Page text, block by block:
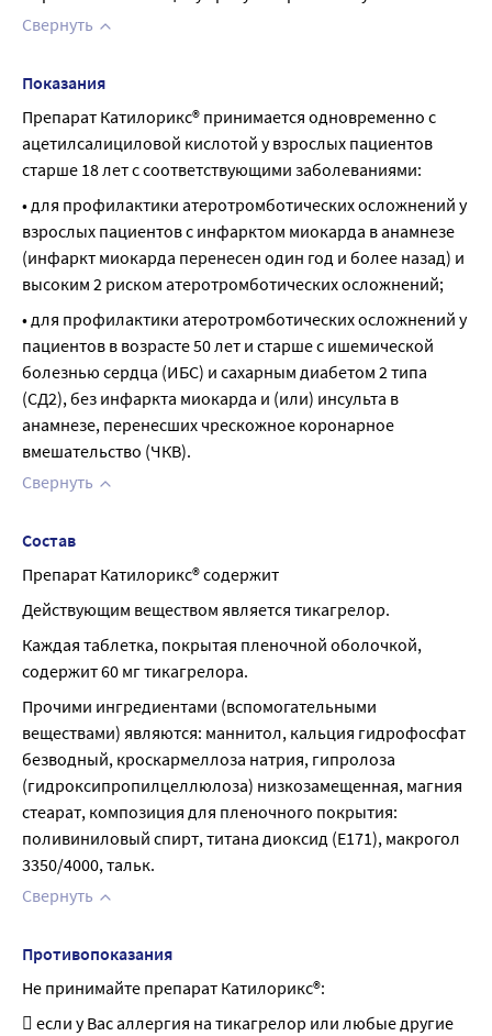
Свернуть
Показания
Препарат Катилорикс® принимается одновременно с
ацетилсалициловой кислотой у взрослых пациентов
старше 18 лет с соответствующими заболеваниями:
• для профилактики атеротромботических осложнений у
взрослых пациентов с инфарктом миокарда в анамнезе
(инфаркт миокарда перенесен один год и более назад) и
высоким 2 риском атеротромботических осложнений;
• для профилактики атеротромботических осложнений у
пациентов в возрасте 50 лет и старше с ишемической
болезнью сердца (ИБС) и сахарным диабетом 2 типа
(СД2), без инфаркта миокарда и (или) инсульта в
анамнезе, перенесших чрескожное коронарное
вмешательство (ЧКВ).
Свернуть
Состав
Препарат Катилорикс® содержит
Действующим веществом является тикагрелор.
Каждая таблетка, покрытая пленочной оболочкой,
содержит 60 мг тикагрелора.
Прочими ингредиентами (вспомогательными
веществами) являются: маннитол, кальция гидрофосфат
безводный, кроскармеллоза натрия, гипролоза
(гидроксипропилцеллюлоза) низкозамещенная, магния
стеарат, композиция для пленочного покрытия:
поливиниловый спирт, титана диоксид (Е171), макрогол
3350/4000, тальк.
Свернуть
Противопоказания
Не принимайте препарат Катилорикс®:
 если у Вас аллергия на тикагрелор или любые другие